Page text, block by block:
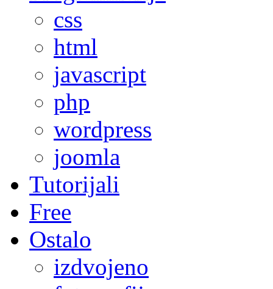
css
html
javascript
php
wordpress
joomla
Tutorijali
Free
Ostalo
izdvojeno